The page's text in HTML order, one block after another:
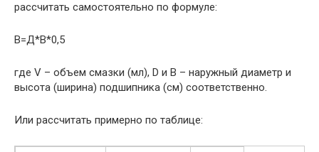
рассчитать самостоятельно по формуле:
В=Д*В*0,5
где V – объем смазки (мл), D и B – наружный диаметр и
высота (ширина) подшипника (см) соответственно.
Или рассчитать примерно по таблице: